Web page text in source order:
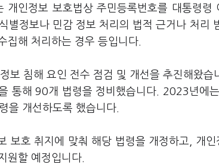
인정보 보호법상 주민등록번호를 대통령령
별정보나 민감 정보 처리의 법적 근거나 처리
집해 처리하는 경우 등입니다.
보 침해 요인 전수 점검 및 개선을 추진해왔습
통해 90개 법령을 정비했습니다. 2023년에는
을 개선하도록 했습니다.
보호 취지에 맞춰 해당 법령을 개정하고, 개인
원할 예정입니다.